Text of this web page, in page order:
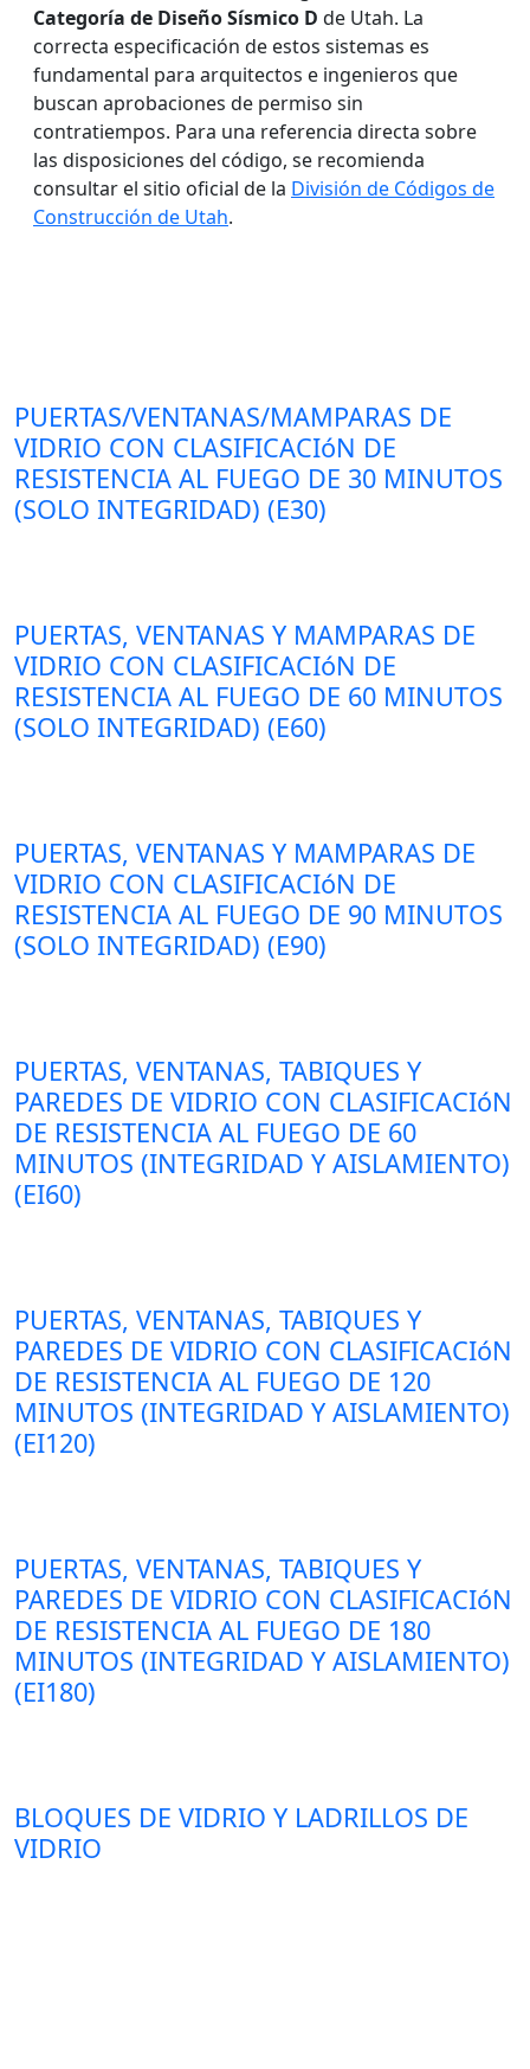
Categoría de Diseño Sísmico D de Utah. La
correcta especificación de estos sistemas es
fundamental para arquitectos e ingenieros que
buscan aprobaciones de permiso sin
contratiempos. Para una referencia directa sobre
las disposiciones del código, se recomienda
consultar el sitio oficial de la División de Códigos de
Construcción de Utah.
PUERTAS/VENTANAS/MAMPARAS DE
VIDRIO CON CLASIFICACIóN DE
RESISTENCIA AL FUEGO DE 30 MINUTOS
(SOLO INTEGRIDAD) (E30)
PUERTAS, VENTANAS Y MAMPARAS DE
VIDRIO CON CLASIFICACIóN DE
RESISTENCIA AL FUEGO DE 60 MINUTOS
(SOLO INTEGRIDAD) (E60)
PUERTAS, VENTANAS Y MAMPARAS DE
VIDRIO CON CLASIFICACIóN DE
RESISTENCIA AL FUEGO DE 90 MINUTOS
(SOLO INTEGRIDAD) (E90)
PUERTAS, VENTANAS, TABIQUES Y
PAREDES DE VIDRIO CON CLASIFICACIóN
DE RESISTENCIA AL FUEGO DE 60
MINUTOS (INTEGRIDAD Y AISLAMIENTO)
(EI60)
PUERTAS, VENTANAS, TABIQUES Y
PAREDES DE VIDRIO CON CLASIFICACIóN
DE RESISTENCIA AL FUEGO DE 120
MINUTOS (INTEGRIDAD Y AISLAMIENTO)
(EI120)
PUERTAS, VENTANAS, TABIQUES Y
PAREDES DE VIDRIO CON CLASIFICACIóN
DE RESISTENCIA AL FUEGO DE 180
MINUTOS (INTEGRIDAD Y AISLAMIENTO)
(EI180)
BLOQUES DE VIDRIO Y LADRILLOS DE
VIDRIO